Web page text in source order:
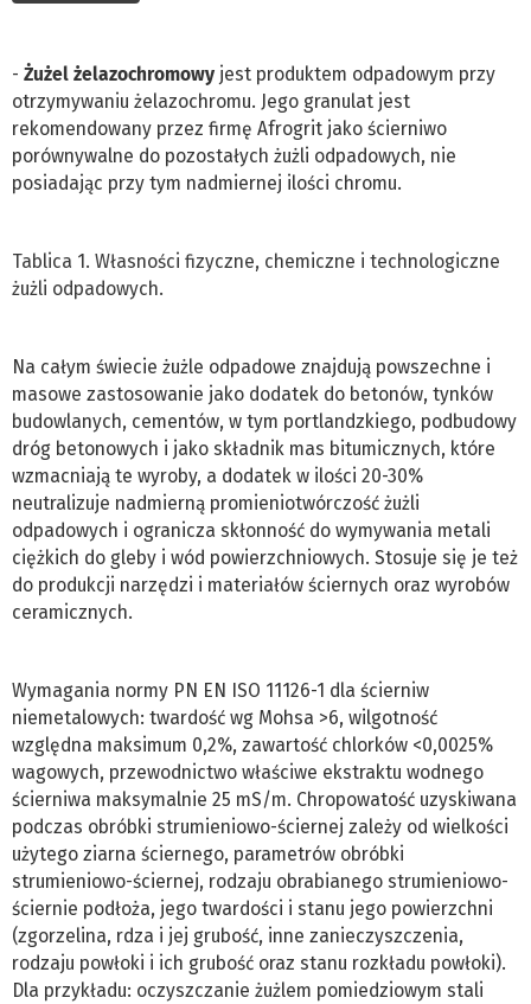
- Żużel żelazochromowy jest produktem odpadowym przy
otrzymywaniu żelazochromu. Jego granulat jest
rekomendowany przez firmę Afrogrit jako ścierniwo
porównywalne do pozostałych żużli odpadowych, nie
posiadając przy tym nadmiernej ilości chromu.
Tablica 1. Własności fizyczne, chemiczne i technologiczne
żużli odpadowych.
Na całym świecie żużle odpadowe znajdują powszechne i
masowe zastosowanie jako dodatek do betonów, tynków
budowlanych, cementów, w tym portlandzkiego, podbudowy
dróg betonowych i jako składnik mas bitumicznych, które
wzmacniają te wyroby, a dodatek w ilości 20-30%
neutralizuje nadmierną promieniotwórczość żużli
odpadowych i ogranicza skłonność do wymywania metali
ciężkich do gleby i wód powierzchniowych. Stosuje się je też
do produkcji narzędzi i materiałów ściernych oraz wyrobów
ceramicznych.
Wymagania normy PN EN ISO 11126-1 dla ścierniw
niemetalowych: twardość wg Mohsa >6, wilgotność
względna maksimum 0,2%, zawartość chlorków <0,0025%
wagowych, przewodnictwo właściwe ekstraktu wodnego
ścierniwa maksymalnie 25 mS/m. Chropowatość uzyskiwana
podczas obróbki strumieniowo-ściernej zależy od wielkości
użytego ziarna ściernego, parametrów obróbki
strumieniowo-ściernej, rodzaju obrabianego strumieniowo-
ściernie podłoża, jego twardości i stanu jego powierzchni
(zgorzelina, rdza i jej grubość, inne zanieczyszczenia,
rodzaju powłoki i ich grubość oraz stanu rozkładu powłoki).
Dla przykładu: oczyszczanie żużlem pomiedziowym stali